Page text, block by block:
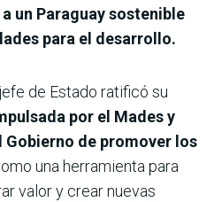
un Paraguay sostenible
para el desarrollo.
de Estado ratificó su
por el Mades y
de promover los
una herramienta para
valor y crear nuevas